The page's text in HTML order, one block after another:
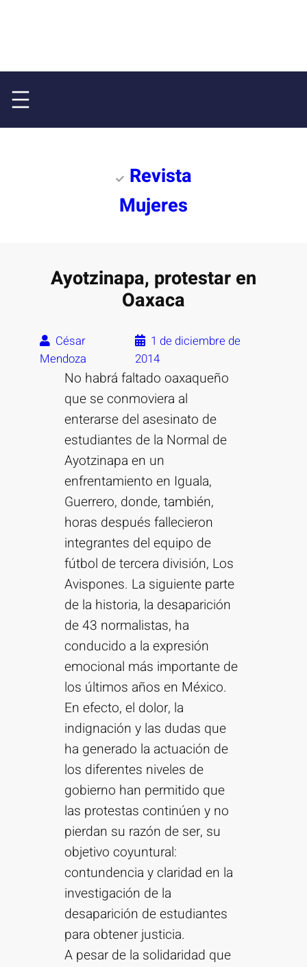
Revista
Mujeres
Ayotzinapa, protestar en
Oaxaca
César
Mendoza
1 de diciembre de
2014
No habrá faltado oaxaqueño
que se conmoviera al
enterarse del asesinato de
estudiantes de la Normal de
Ayotzinapa en un
enfrentamiento en Iguala,
Guerrero, donde, también,
horas después fallecieron
integrantes del equipo de
fútbol de tercera división, Los
Avispones. La siguiente parte
de la historia, la desaparición
de 43 normalistas, ha
conducido a la expresión
emocional más importante de
los últimos años en México.
En efecto, el dolor, la
indignación y las dudas que
ha generado la actuación de
los diferentes niveles de
gobierno han permitido que
las protestas continúen y no
pierdan su razón de ser, su
objetivo coyuntural:
contundencia y claridad en la
investigación de la
desaparición de estudiantes
para obtener justicia.
A pesar de la solidaridad que